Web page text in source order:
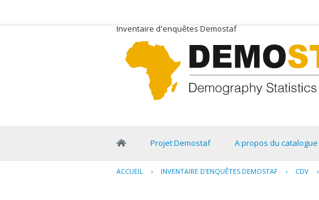
Inventaire d'enquêtes Demostaf
Projet Demostaf A propos du catalogue
ACCUEIL › INVENTAIRE D'ENQUÊTES DEMOSTAF › CDV ›